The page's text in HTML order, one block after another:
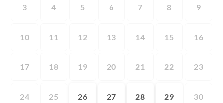
3 4 5 6 7 8 9
10 11 12 13 14 15 16
17 18 19 20 21 22 23
24 25 26 27 28 29 30